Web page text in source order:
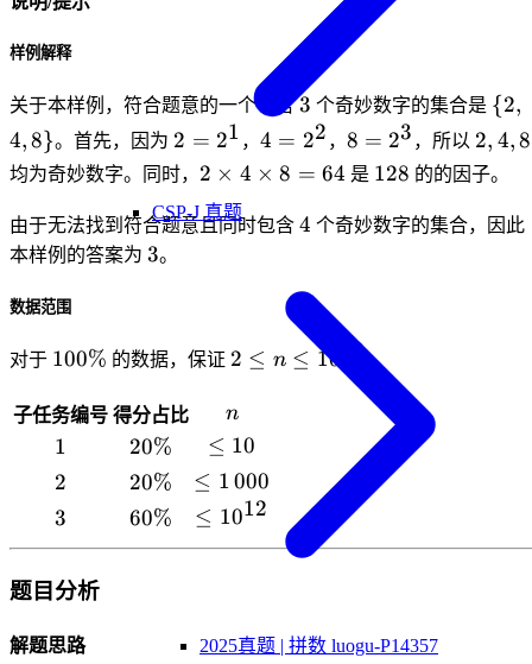
CSP-J 真题
2025真题 | 拼数 luogu-P14357
样例解释
关于本样例，符合题意的一个包含3
3 个奇妙数字的集合是 \
{2,
4,8}。首先，因为 2=2^1
2 = 21 ， 4=2^2
4 = 22 ， 8=2^3
8 = 23 ，所以 2,4,8
2, 4,8
均为奇妙数字。同时， 2\times
4\times
8=64
2 × 4 × 8 = 64 是 128
128 的的因子。
由于无法找到符合题意且同时包含 4
4 个奇妙数字的集合，因此
本样例的答案为 3
3。
数据范围
对于 100\%
100% 的数据，保证 2\le
10^{12}
2 ≤ n ≤ 10 12 。
子任务编号 得分占比 n
n
1
1 20\%
20%
\le
10
≤ 10
2
2 20\%
20%
\le
1\,000
≤ 1000
3
3 60\%
60%
\le
10^{12}
≤ 1012
题目分析
解题思路